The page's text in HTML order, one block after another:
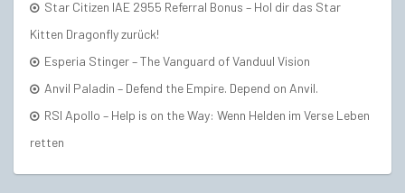
Star Citizen IAE 2955 Referral Bonus – Hol dir das Star
Kitten Dragonfly zurück!
Esperia Stinger – The Vanguard of Vanduul Vision
Anvil Paladin – Defend the Empire. Depend on Anvil.
RSI Apollo – Help is on the Way: Wenn Helden im Verse Leben
retten